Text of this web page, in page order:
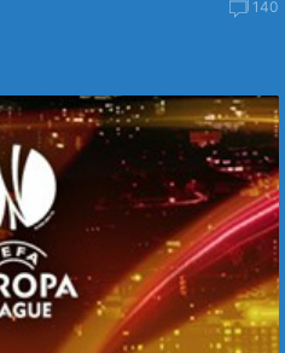
140